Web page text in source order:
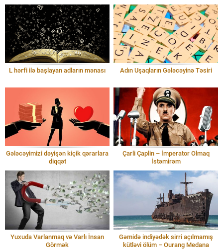
L hərfi ilə başlayan adların mənası Adın Uşaqların Gələcəyinə Təsiri
Gələcəyimizi dəyişən kiçik qərarlara
diqqət
Çarli Çaplin – İmperator Olmaq
İstəmirəm
Yuxuda Varlanmaq və Varlı İnsan
Görmək
Gəmidə indiyədək sirri açılmamış
kütləvi ölüm – Ourang Medana